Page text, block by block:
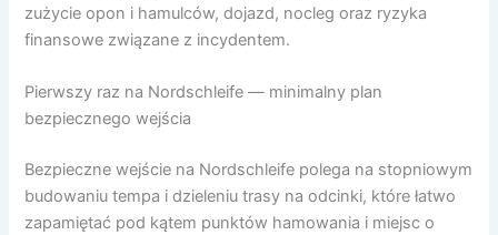
zużycie opon i hamulców, dojazd, nocleg oraz ryzyka
finansowe związane z incydentem.
Pierwszy raz na Nordschleife — minimalny plan
bezpiecznego wejścia
Bezpieczne wejście na Nordschleife polega na stopniowym
budowaniu tempa i dzieleniu trasy na odcinki, które łatwo
zapamiętać pod kątem punktów hamowania i miejsc o